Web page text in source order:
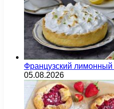
Французский лимонный
05.08.2026